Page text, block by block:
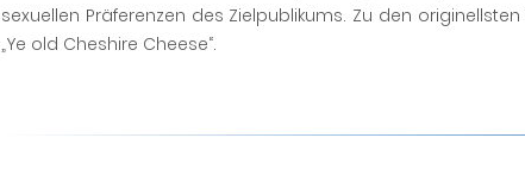
sexuellen Präferenzen des Zielpublikums. Zu den
„Ye old Cheshire Cheese“.